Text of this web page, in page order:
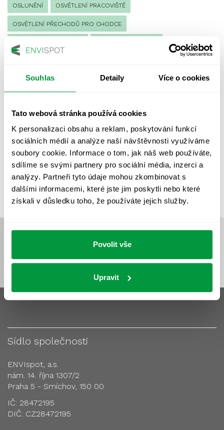
Souhlas Detaily Více o cookies
Tato webová stránka používá cookies
K personalizaci obsahu a reklam, poskytování funkcí
sociálních médií a analýze naší návštěvnosti využíváme
soubory cookie. Informace o tom, jak náš web používáte,
sdílíme se svými partnery pro sociální média, inzerci a
analýzy. Partneři tyto údaje mohou zkombinovat s
dalšími informacemi, které jste jim poskytli nebo které
získali v důsledku toho, že používáte jejich služby.
Povolit vše
Upravit
OSLUNĚNÍ OSVĚTLENÍ PRACOVIŠTĚ
OSVĚTLENÍ PŘECHODŮ PRO CHODCE
PROVOZNÍ DENÍK NOUZOVÉHO OSVĚTLENÍ
UMĚLÉ OSVĚTLENÍ VEŘEJNÉ OSVĚTLENÍ
VÝPOČET OSVĚTLENÍ VÝPOČET ZASTÍNĚNÍ
VÝPOČTY A NÁVRHY ZASTÍNĚNÍ
Sídlo společnosti
ENVIspot, a.s.
nám. 14. října 1307/2
Praha 5 - Smíchov, 150 00
IČ: 28472195
DIČ: CZ28472195